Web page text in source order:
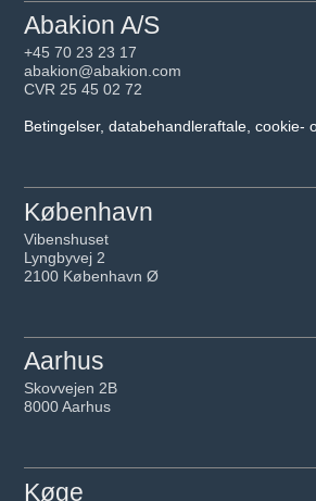
Abakion A/S
+45 70 23 23 17
abakion@abakion.com
CVR 25 45 02 72
Betingelser, databehandleraftale, cookie-
København
Vibenshuset
Lyngbyvej 2
2100 København Ø
Aarhus
Skovvejen 2B
8000 Aarhus
Køge